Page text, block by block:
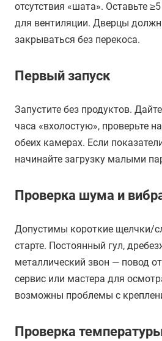
отсутствия «шата». Оставьте
для вентиляции. Дверцы
закрываться без перекоса.
Первый запуск
Запустите без продуктов.
часа «вхолостую», проверьте
обеих камерах. Если
начинайте загрузку малыми
Проверка шума и
Допустимы короткие щелчки/
старте. Постоянный гул,
металлический звон — повод
сервис или мастера для
возможны проблемы с
Проверка